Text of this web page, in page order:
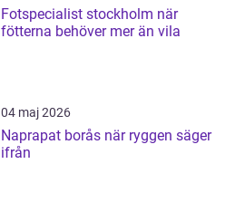
Fotspecialist stockholm när
fötterna behöver mer än vila
04 maj 2026
Naprapat borås när ryggen säger
ifrån